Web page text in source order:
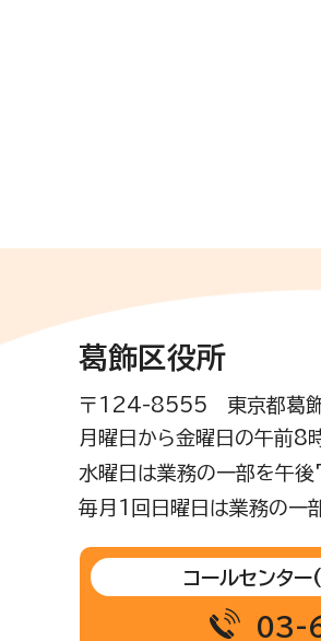
葛飾区役所
〒124-8555 東京都葛
月曜日から金曜日の午前8
水曜日は業務の一部を午後
毎月1回日曜日は業務の一
コールセンター
03-